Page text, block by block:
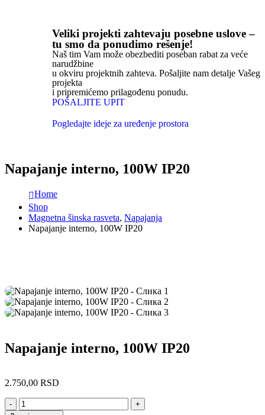
Veliki projekti zahtevaju posebne uslove –
tu smo da ponudimo rešenje!
Naš tim Vam može obezbediti poseban rabat za veće
narudžbine
u okviru projektnih zahteva. Pošaljite nam detalje Vašeg
projekta
i pripremićemo prilagođenu ponudu.
POŠALJITE UPIT
Pogledajte ideje za uređenje prostora
Napajanje interno, 100W IP20
Home
Shop
Magnetna šinska rasveta, Napajanja
Napajanje interno, 100W IP20
Napajanje interno, 100W IP20
2.750,00 RSD
-
+